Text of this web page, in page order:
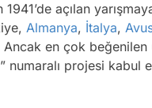
1941’de açılan
Almanya, İtalya,
Ancak en çok
numaralı projesi kabul